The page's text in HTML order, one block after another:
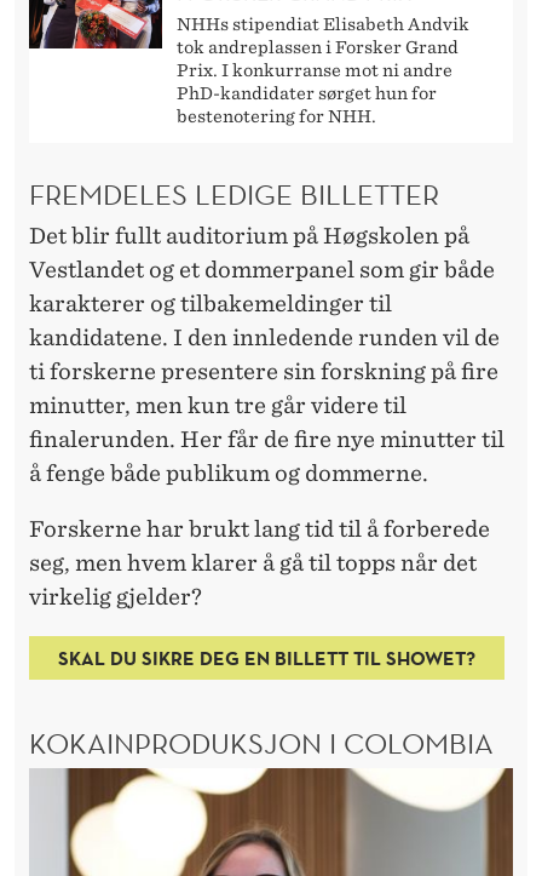
NHHs stipendiat Elisabeth Andvik
tok andreplassen i Forsker Grand
Prix. I konkurranse mot ni andre
PhD-kandidater sørget hun for
bestenotering for NHH.
FREMDELES LEDIGE BILLETTER
Det blir fullt auditorium på Høgskolen på
Vestlandet og et dommerpanel som gir både
karakterer og tilbakemeldinger til
kandidatene. I den innledende runden vil de
ti forskerne presentere sin forskning på fire
minutter, men kun tre går videre til
finalerunden. Her får de fire nye minutter til
å fenge både publikum og dommerne.
Forskerne har brukt lang tid til å forberede
seg, men hvem klarer å gå til topps når det
virkelig gjelder?
SKAL DU SIKRE DEG EN BILLETT TIL SHOWET?
KOKAINPRODUKSJON I COLOMBIA